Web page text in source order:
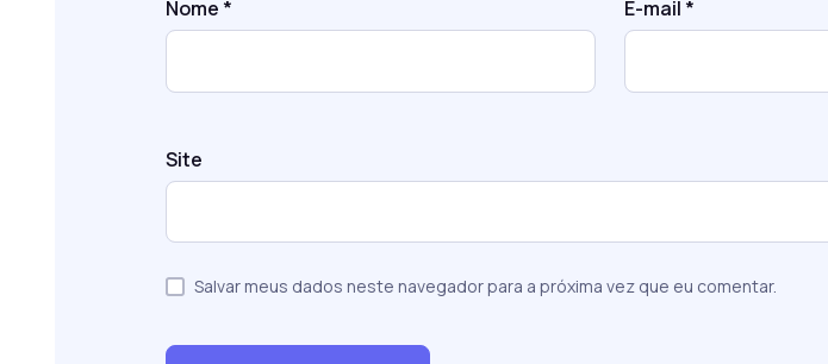
Nome * E-mail *
Site
Salvar meus dados neste navegador para a próxima vez que eu comentar.